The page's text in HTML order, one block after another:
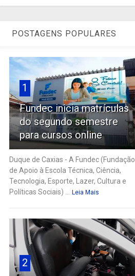
POSTAGENS POPULARES
1
Fundec inicia matrículas
do segundo semestre
para cursos online
Duque de Caxias - A Fundec (Fundação
de Apoio à Escola Técnica, Ciência,
Tecnologia, Esporte, Lazer, Cultura e
Políticas Sociais) ...
Leia Mais
2